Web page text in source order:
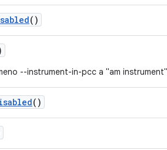
()
--instrument-in-pcc a "am
()